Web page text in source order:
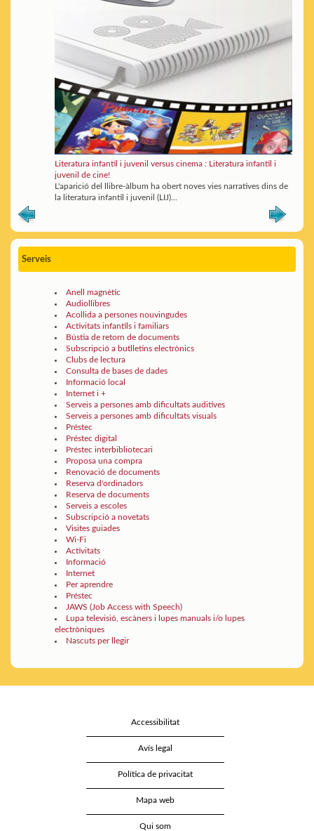
Literatura infantil i juvenil versus cinema : Literatura infantil i
juvenil de cine!
L'aparició del llibre-àlbum ha obert noves vies narratives dins de
la literatura infantil i juvenil (LIJ)...
Serveis
Anell magnètic
Audiollibres
Acollida a persones nouvingudes
Activitats infantils i familiars
Bústia de retorn de documents
Subscripció a butlletins electrònics
Clubs de lectura
Consulta de bases de dades
Informació local
Internet i +
Serveis a persones amb dificultats auditives
Serveis a persones amb dificultats visuals
Préstec
Préstec digital
Préstec interbibliotecari
Proposa una compra
Renovació de documents
Reserva d'ordinadors
Reserva de documents
Serveis a escoles
Subscripció a novetats
Visites guiades
Wi-Fi
Activitats
Informació
Internet
Per aprendre
Préstec
JAWS (Job Access with Speech)
Lupa televisió, escàners i lupes manuals i/o lupes
electròniques
Nascuts per llegir
Accessibilitat
Avís legal
Política de privacitat
Mapa web
Qui som